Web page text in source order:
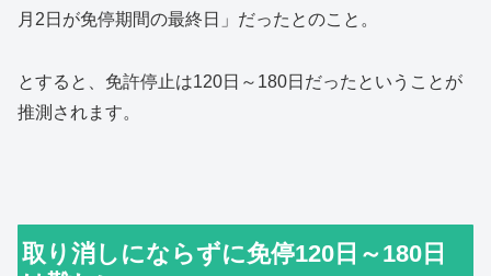
月2日が免停期間の最終日」だったとのこと。
とすると、免許停止は120日～180日だったということが
推測されます。
取り消しにならずに免停120日～180日